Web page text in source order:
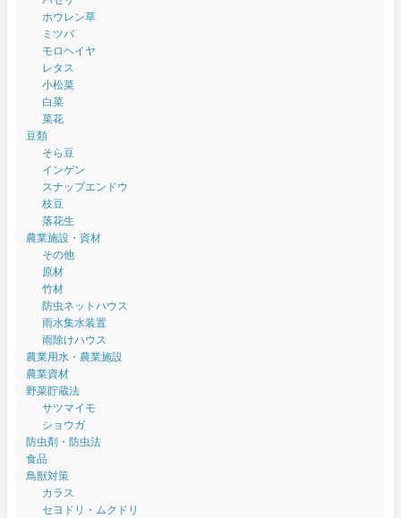
ホウレン草
ミツバ
モロヘイヤ
レタス
小松菜
白菜
菜花
豆類
そら豆
インゲン
スナップエンドウ
枝豆
落花生
農業施設・資材
その他
原材
竹材
防虫ネットハウス
雨水集水装置
雨除けハウス
農業用水・農業施設
農業資材
野菜貯蔵法
サツマイモ
ショウガ
防虫剤・防虫法
食品
鳥獣対策
カラス
セヨドリ・ムクドリ